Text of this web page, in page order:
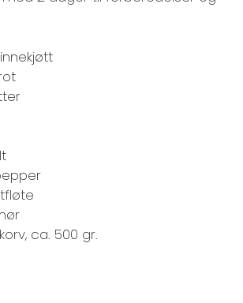
ca. 500 gr.